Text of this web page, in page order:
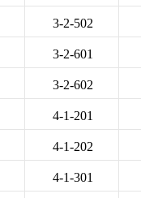
3-2-502
3-2-601
3-2-602
4-1-201
4-1-202
4-1-301